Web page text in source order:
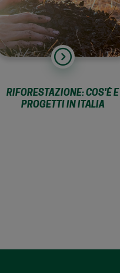
RIFORESTAZIONE: COS'È E
PROGETTI IN ITALIA